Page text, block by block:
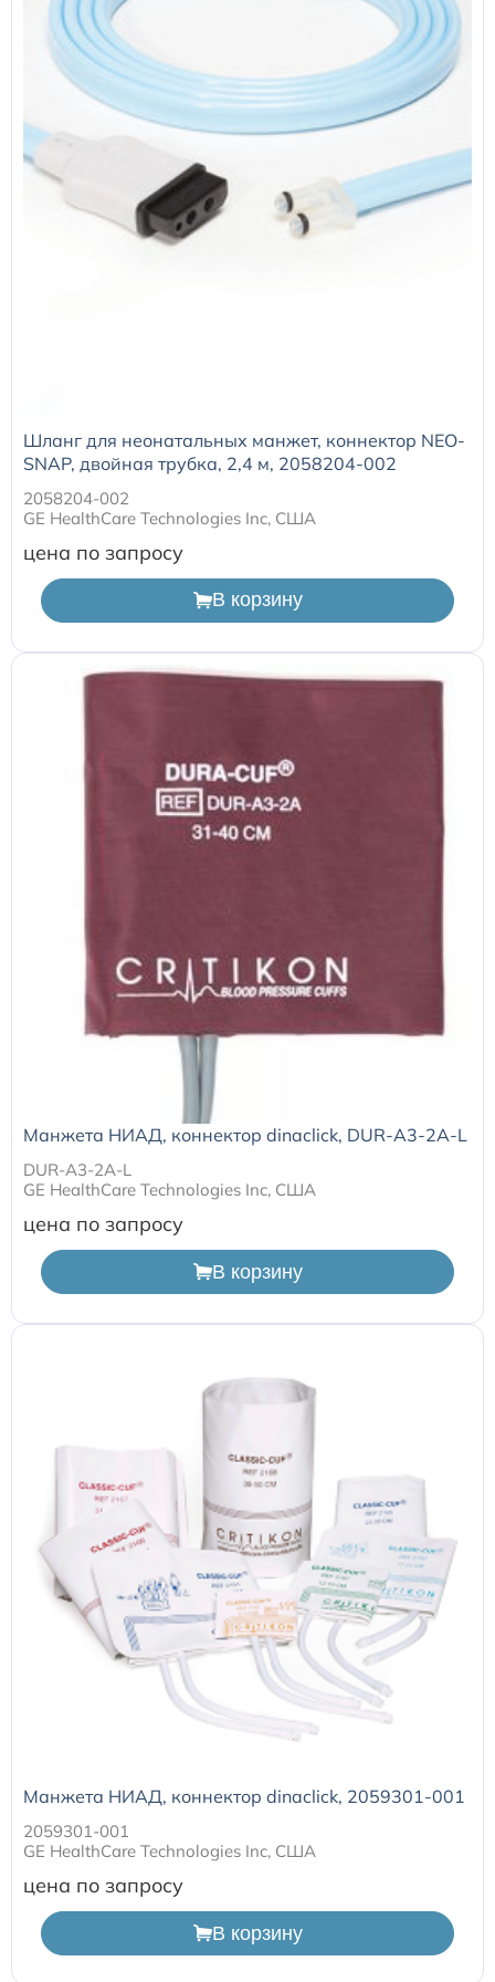
Шланг для неонатальных манжет, коннектор NEO-
SNAP, двойная трубка, 2,4 м, 2058204-002
2058204-002
GE HealthCare Technologies Inc, США
цена по запросу
В корзину
Манжета НИАД, коннектор dinaclick, DUR-A3-2A-L
DUR-A3-2A-L
GE HealthCare Technologies Inc, США
цена по запросу
В корзину
Манжета НИАД, коннектор dinaclick, 2059301-001
2059301-001
GE HealthCare Technologies Inc, США
цена по запросу
В корзину